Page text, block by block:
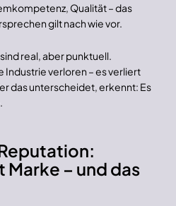
Qualität – das
gilt nach wie vor.
real, aber punktuell.
Industrie verloren – es verliert
das unterscheidet, erkennt: Es
– und das